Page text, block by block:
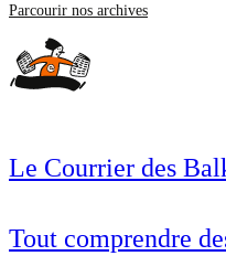
Parcourir nos archives
Le Courrier des
Tout comprendre